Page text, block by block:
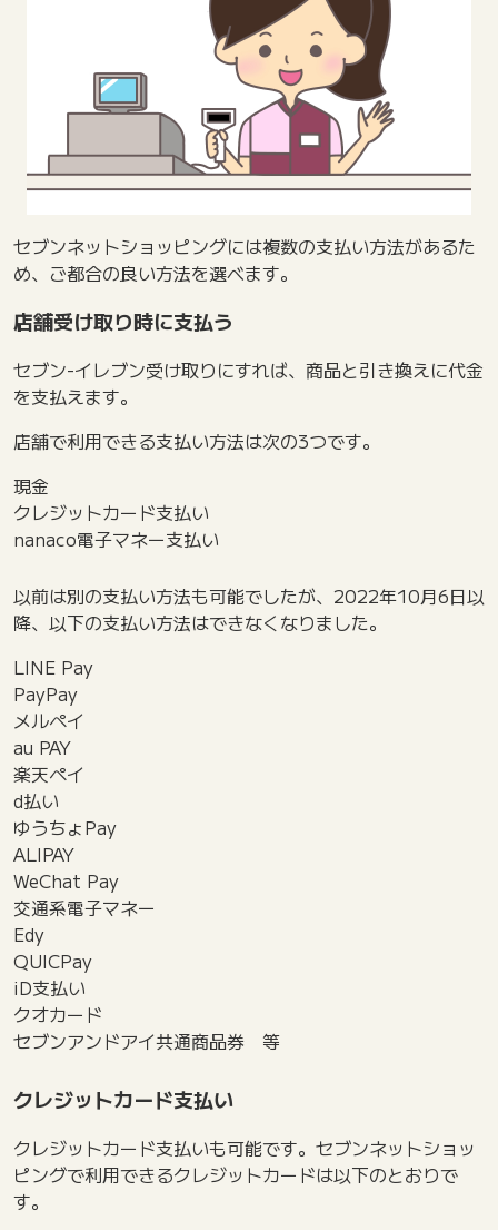
セブンネットショッピングには複数の支払い方法があるた
め、ご都合の良い方法を選べます。
店舗受け取り時に支払う
セブン-イレブン受け取りにすれば、商品と引き換えに代金
を支払えます。
店舗で利用できる支払い方法は次の3つです。
現金
クレジットカード支払い
nanaco電子マネー支払い
以前は別の支払い方法も可能でしたが、2022年10月6日以
降、以下の支払い方法はできなくなりました。
LINE Pay
PayPay
メルペイ
au PAY
楽天ペイ
d払い
ゆうちょPay
ALIPAY
WeChat Pay
交通系電子マネー
Edy
QUICPay
iD支払い
クオカード
セブンアンドアイ共通商品券 等
クレジットカード支払い
クレジットカード支払いも可能です。セブンネットショッ
ピングで利用できるクレジットカードは以下のとおりで
す。